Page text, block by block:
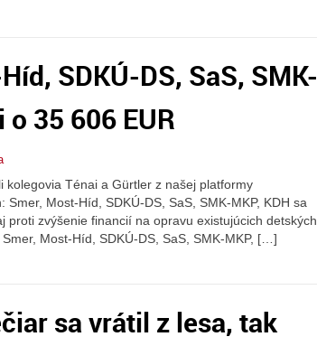
SDKÚ-DS, SaS, SMK-
35 606 EUR
kolegovia Ténai a Gürtler z našej platformy
Most-Híd, SDKÚ-DS, SaS, SMK-MKP, KDH sa
proti zvýšenie financií na opravu existujúcich detských
Most-Híd, SDKÚ-DS, SaS, SMK-MKP, […]
sa vrátil z lesa, tak